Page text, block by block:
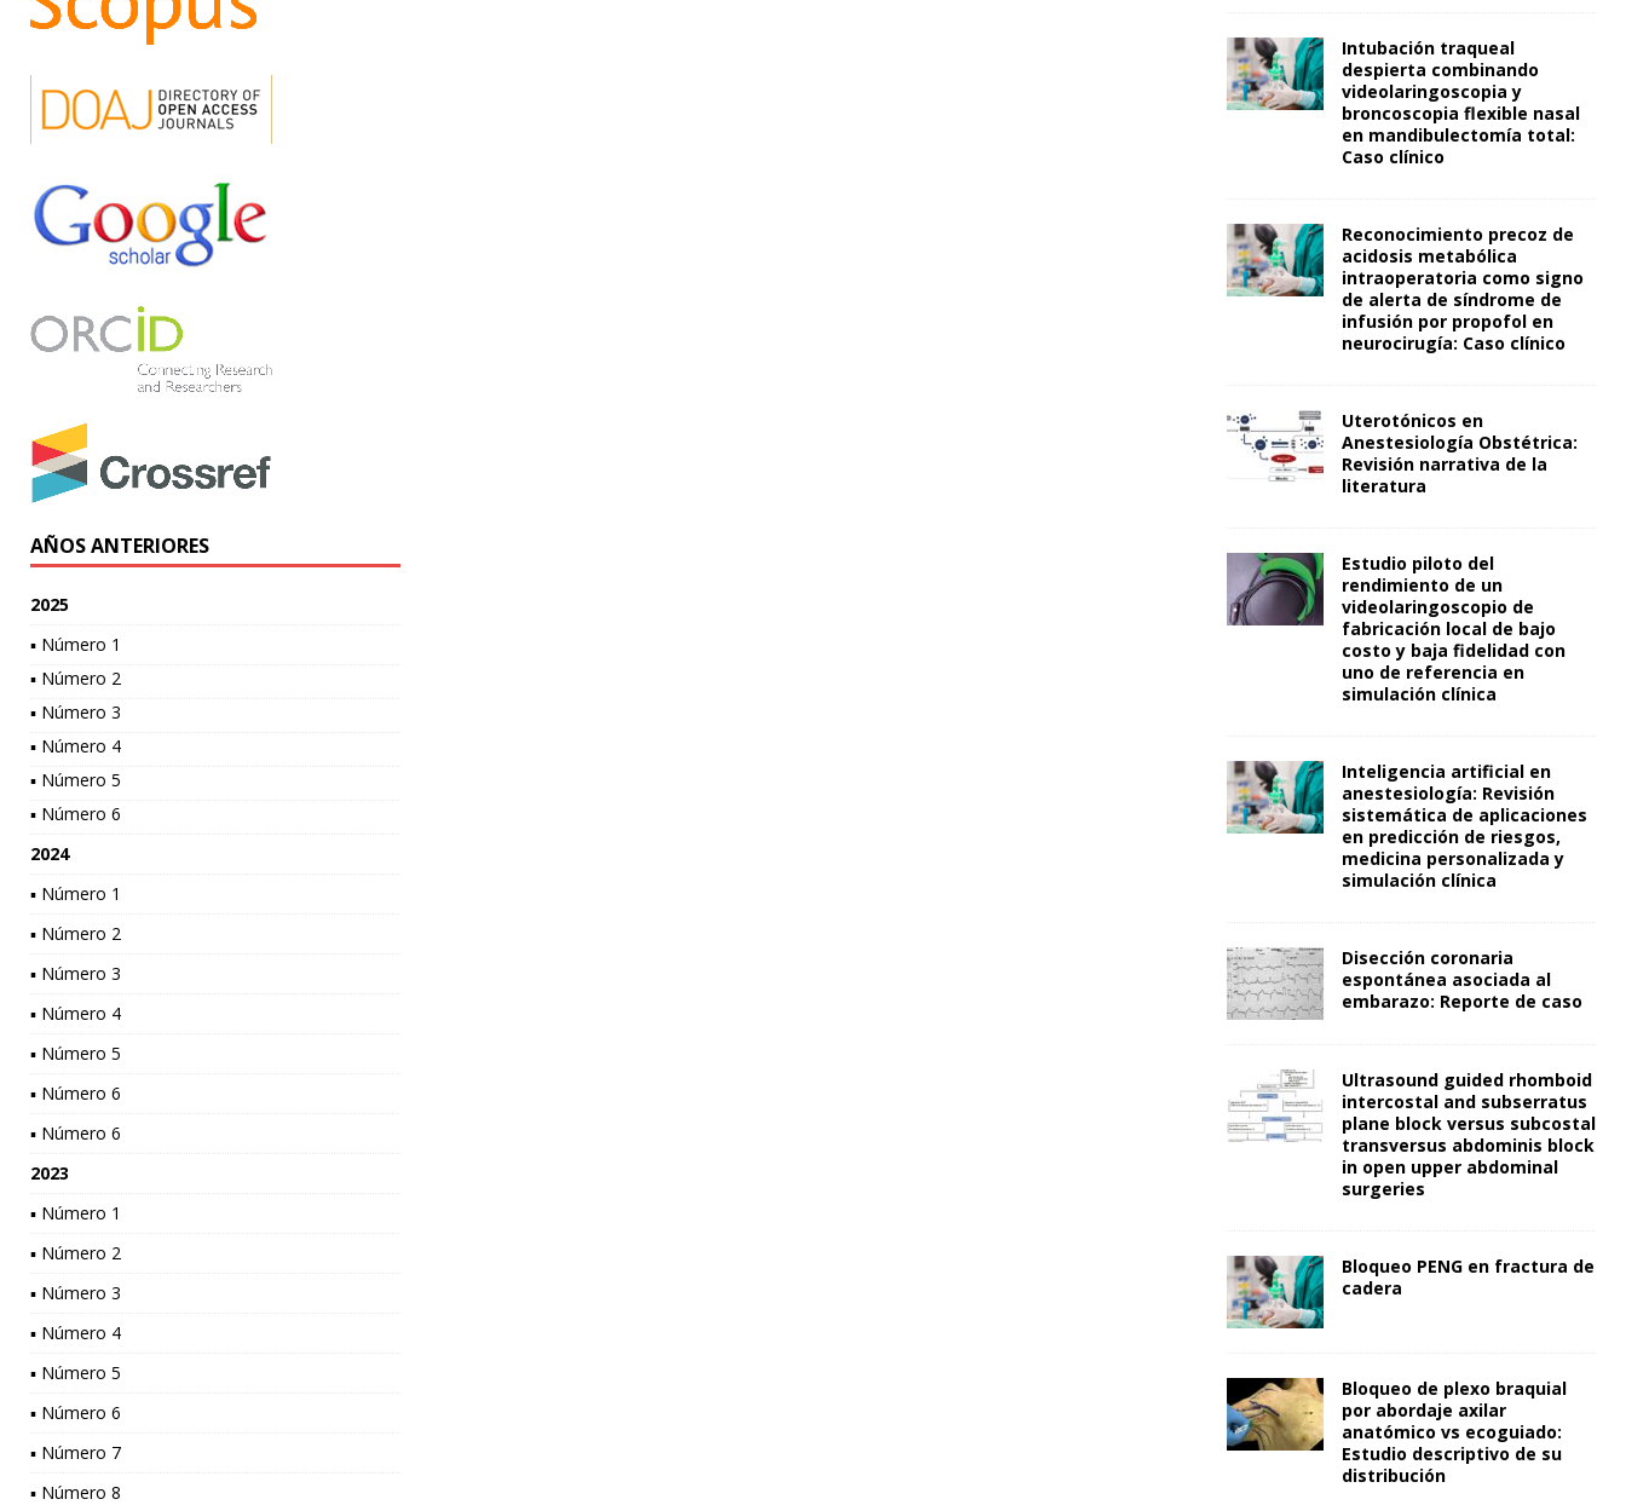
AÑOS ANTERIORES
2025
▪ Número 1
▪ Número 2
▪ Número 3
▪ Número 4
▪ Número 5
▪ Número 6
2024
▪ Número 1
▪ Número 2
▪ Número 3
▪ Número 4
▪ Número 5
▪ Número 6
▪ Número 6
2023
▪ Número 1
▪ Número 2
▪ Número 3
▪ Número 4
▪ Número 5
▪ Número 6
▪ Número 7
▪ Número 8
Intubación traqueal
despierta combinando
videolaringoscopia y
broncoscopia flexible nasal
en mandibulectomía total:
Caso clínico
Reconocimiento precoz de
acidosis metabólica
intraoperatoria como signo
de alerta de síndrome de
infusión por propofol en
neurocirugía: Caso clínico
Uterotónicos en
Anestesiología Obstétrica:
Revisión narrativa de la
literatura
Estudio piloto del
rendimiento de un
videolaringoscopio de
fabricación local de bajo
costo y baja fidelidad con
uno de referencia en
simulación clínica
Inteligencia artificial en
anestesiología: Revisión
sistemática de aplicaciones
en predicción de riesgos,
medicina personalizada y
simulación clínica
Disección coronaria
espontánea asociada al
embarazo: Reporte de caso
Ultrasound guided rhomboid
intercostal and subserratus
plane block versus subcostal
transversus abdominis block
in open upper abdominal
surgeries
Bloqueo PENG en fractura de
cadera
Bloqueo de plexo braquial
por abordaje axilar
anatómico vs ecoguiado:
Estudio descriptivo de su
distribución